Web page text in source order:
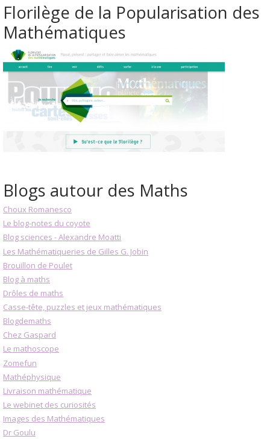
Florilège de la Popularisation des
Mathématiques
Blogs autour des Maths
Choux Romanesco
Le blog-notes du coyote
Blog sciences - Alexandre Moatti
Les Mathématiqueries de Gilles G. Jobin
Brouillon de Poulet
Blog à maths
Drôles de maths
Casse-tête, puzzles et jeux mathématiques
Blogdemaths
Chez Gaspard
Le mathoscope
Zomefun
Mathéphysique
Livraison mathématique
Le webinet des curiosités
Images des Mathématiques
Dr Goulu